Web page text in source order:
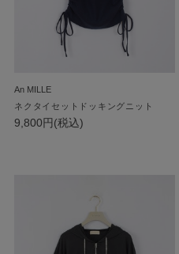
An MILLE
ネクタイセットドッキングニット
9,800円(税込)